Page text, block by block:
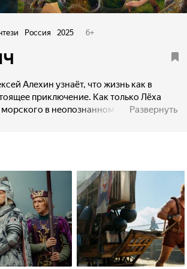
Россия 2025 6+
Алехин узнаёт, что жизнь как в
приключение. Как только Лёха
в неопознанном княжестве,
князя Филимона, победить
Бамбулу, защитить княжество
и жадных предателей. И впервые
принцессу. Столько дел, что голова
приключениях моряку помогает
дракон Горыныч, который
мамой. Но друзей ждет огромный
Развернуть